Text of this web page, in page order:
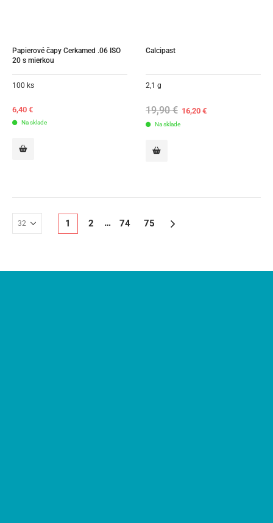
Papierové čapy Cerkamed .06 ISO
20 s mierkou
100 ks
6,40 €
Na sklade
Calcipast
2,1 g
19,90€ Original
price
16,20€Current
Na sklade
1 2 … 74 75